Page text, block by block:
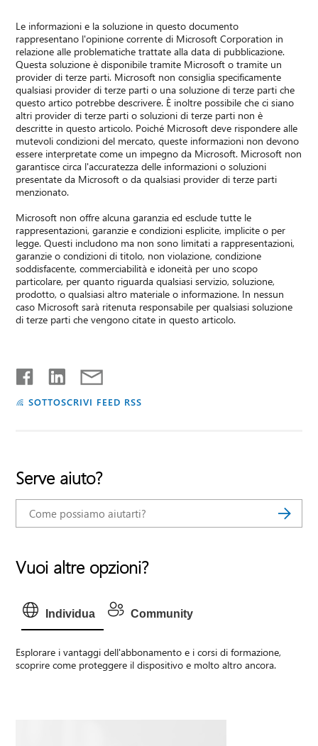
Le informazioni e la soluzione in questo documento
rappresentano l'opinione corrente di Microsoft Corporation in
relazione alle problematiche trattate alla data di pubblicazione.
Questa soluzione è disponibile tramite Microsoft o tramite un
provider di terze parti. Microsoft non consiglia specificamente
qualsiasi provider di terze parti o una soluzione di terze parti che
questo artico potrebbe descrivere. È inoltre possibile che ci siano
altri provider di terze parti o soluzioni di terze parti non è
descritte in questo articolo. Poiché Microsoft deve rispondere alle
mutevoli condizioni del mercato, queste informazioni non devono
essere interpretate come un impegno da Microsoft. Microsoft non
garantisce circa l'accuratezza delle informazioni o soluzioni
presentate da Microsoft o da qualsiasi provider di terze parti
menzionato.
Microsoft non offre alcuna garanzia ed esclude tutte le
rappresentazioni, garanzie e condizioni esplicite, implicite o per
legge. Questi includono ma non sono limitati a rappresentazioni,
garanzie o condizioni di titolo, non violazione, condizione
soddisfacente, commerciabilità e idoneità per uno scopo
particolare, per quanto riguarda qualsiasi servizio, soluzione,
prodotto, o qualsiasi altro materiale o informazione. In nessun
caso Microsoft sarà ritenuta responsabile per qualsiasi soluzione
di terze parti che vengono citate in questo articolo.
SOTTOSCRIVI FEED RSS
Serve aiuto?
Vuoi altre opzioni?
Individua Community
Esplorare i vantaggi dell'abbonamento e i corsi di formazione,
scoprire come proteggere il dispositivo e molto altro ancora.